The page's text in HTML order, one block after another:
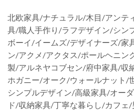
北欧家具/ナチュラル/木目/アンテ
具/職人手作り/ラフデザイン/シン
ボーイ/イームズ/デザイナーズ/家
ン/アクメ/アクタス/ポールヘニン
製/アルネヤコブセン/府中家具/収
ホガニー/オーク/ウォールナット/
シンプルデザイン/高級家具/オー
ド/収納家具/丁寧な暮らし/カフェ